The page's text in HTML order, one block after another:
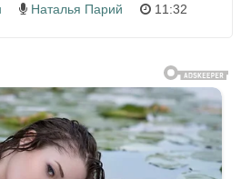
Наталья Парий 11:32